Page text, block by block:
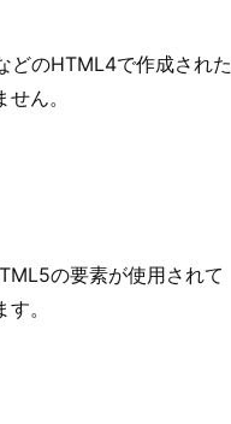
どのHTML4で作成された
ん。
の要素が使用されて
。